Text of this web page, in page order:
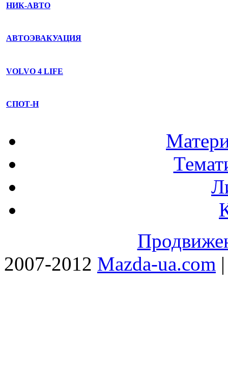
НИК-АВТО
АВТОЭВАКУАЦИЯ
VOLVO 4 LIFE
СПОТ-Н
2007-2012 Mazda-ua.com